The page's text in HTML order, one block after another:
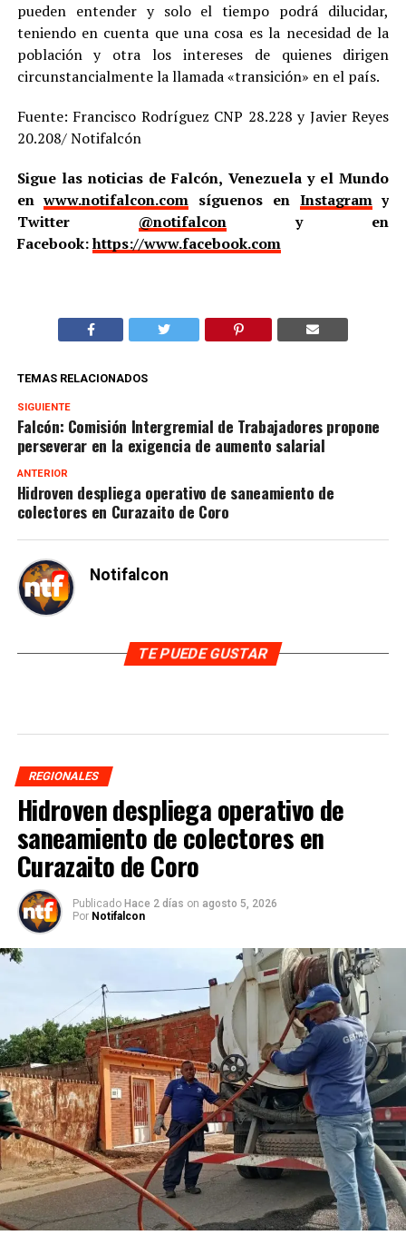
pueden entender y solo el tiempo podrá dilucidar,
teniendo en cuenta que una cosa es la necesidad de la
población y otra los intereses de quienes dirigen
circunstancialmente la llamada «transición» en el país.
Fuente: Francisco Rodríguez CNP 28.228 y Javier Reyes
20.208/ Notifalcón
Sigue las noticias de Falcón, Venezuela y el Mundo
enwww.notifalcon.com síguenos en Instagramy
Twitter @notifalcony en
Facebook:https://www.facebook.com
TEMAS RELACIONADOS
SIGUIENTE
Falcón: Comisión Intergremial de Trabajadores propone
perseverar en la exigencia de aumento salarial
ANTERIOR
Hidroven despliega operativo de saneamiento de
colectores en Curazaito de Coro
Notifalcon
TE PUEDE GUSTAR
REGIONALES
Hidroven despliega operativo de
saneamiento de colectores en
Curazaito de Coro
Publicado Hace 2 días on agosto 5, 2026
Por Notifalcon